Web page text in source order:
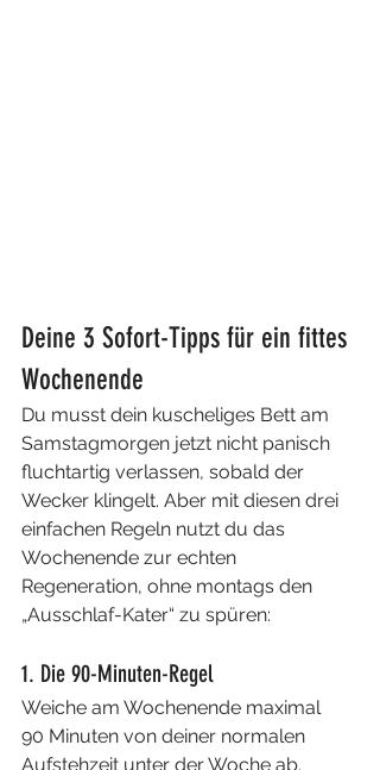
Deine 3 Sofort-Tipps für ein fittes
Wochenende
Du musst dein kuscheliges Bett am
Samstagmorgen jetzt nicht panisch
fluchtartig verlassen, sobald der
Wecker klingelt. Aber mit diesen drei
einfachen Regeln nutzt du das
Wochenende zur echten
Regeneration, ohne montags den
„Ausschlaf-Kater“ zu spüren:
1. Die 90-Minuten-Regel
Weiche am Wochenende maximal
90 Minuten von deiner normalen
Aufstehzeit unter der Woche ab.